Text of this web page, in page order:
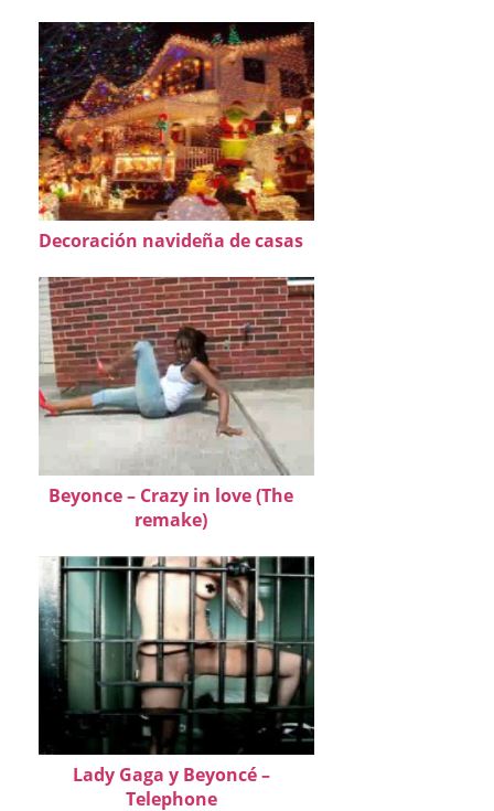
Decoración navideña de casas
Beyonce – Crazy in love (The
remake)
Lady Gaga y Beyoncé –
Telephone